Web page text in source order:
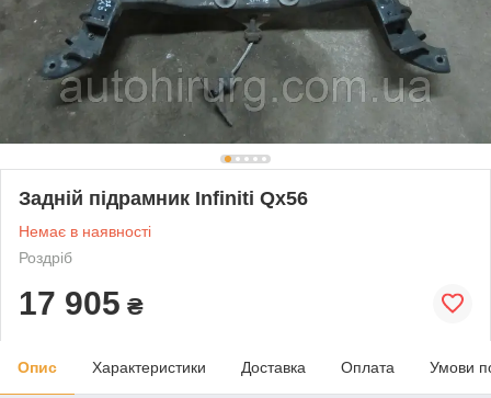
Задній підрамник Infiniti Qx56
Немає в наявності
Роздріб
17 905 ₴
Опис Характеристики Доставка Оплата Умови